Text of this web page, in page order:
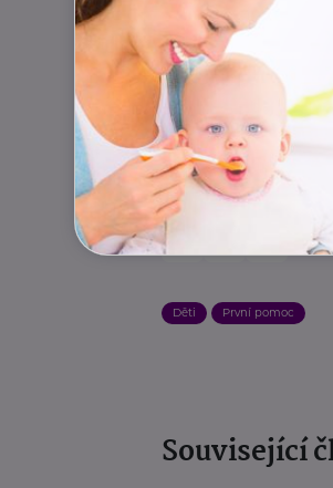
Je důležité, aby
poskytování
Autor: Lukáš Bareš,
Děti První pomoc
Související